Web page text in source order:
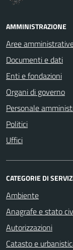
AMMINISTRAZIONE
Aree
Documenti e dati
Enti e fondazioni
Organi di governo
Personale
Politici
Uffici
CATEGORIE DI
Ambiente
Anagrafe e stato
Autorizzazioni
Catasto e